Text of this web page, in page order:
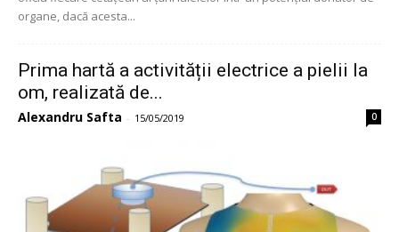
organe, dacă acesta...
Prima hartă a activității electrice a pielii la
om, realizată de...
Alexandru Safta - 15/05/2019 0